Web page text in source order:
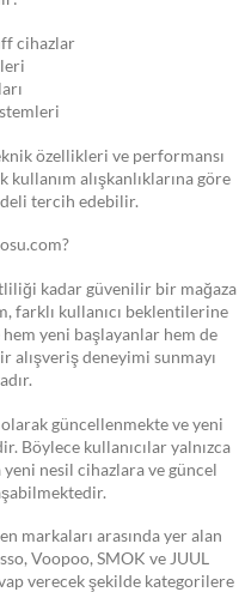
cihazlar
özellikleri ve performansı
alışkanlıklarına göre
tercih edebilir.
kadar güvenilir bir mağaza
farklı kullanıcı beklentilerine
yeni başlayanlar hem de
alışveriş deneyimi sunmayı
güncellenmekte ve yeni
Böylece kullanıcılar yalnızca
nesil cihazlara ve güncel
markaları arasında yer alan
Voopoo, SMOK ve JUUL
verecek şekilde kategorilere